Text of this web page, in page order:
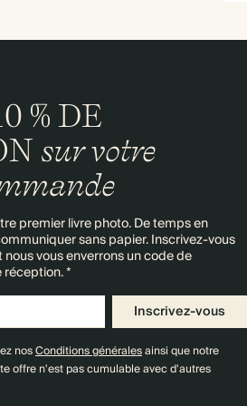
% DE
sur votre
premier livre photo. De temps en
sans papier. Inscrivez-vous
vous enverrons un code de
*
Inscrivez-vous
nosConditions généralesainsi que notre
offre n'est pas cumulable avec d'autres